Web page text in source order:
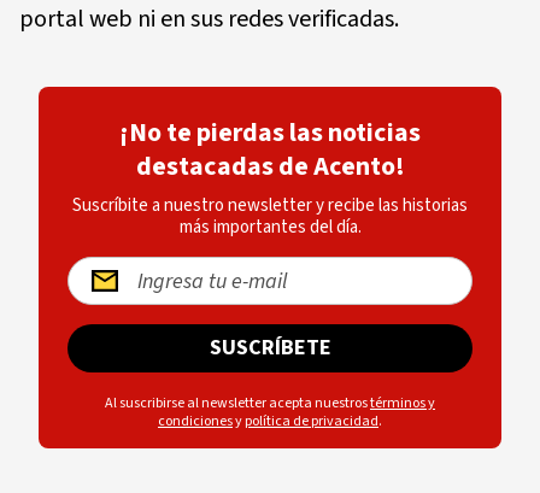
portal web ni en sus redes verificadas.
¡No te pierdas las noticias
destacadas de Acento!
Suscríbite a nuestro newsletter y recibe las historias
más importantes del día.
SUSCRÍBETE
Al suscribirse al newsletter acepta nuestrostérminos y
condicionesypolítica de privacidad.